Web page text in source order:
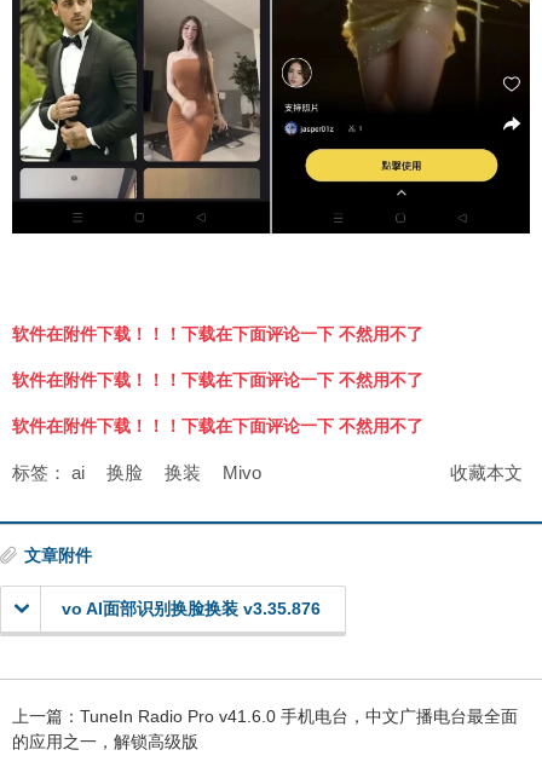
软件在附件下载！！！下载在下面评论一下 不然用不了
软件在附件下载！！！下载在下面评论一下 不然用不了
软件在附件下载！！！下载在下面评论一下 不然用不了
收藏本文
标签： ai 换脸 换装 Mivo
文章附件
vo AI面部识别换脸换装 v3.35.876
上一篇： TuneIn Radio Pro v41.6.0 手机电台，中文广播电台最全面
的应用之一，解锁高级版